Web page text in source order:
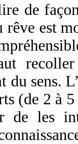
de
est
sens.
(de 2 à
de les